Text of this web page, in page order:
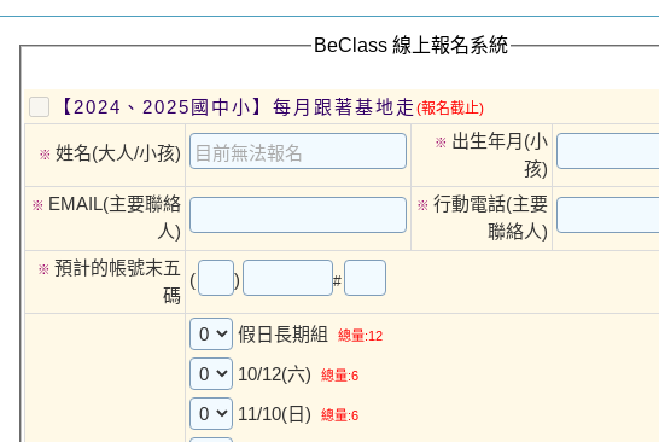
BeClass 線上報名系統
【2024、2025國中小】每月跟著基地走 (報名截止)
※ 姓名(大人/小孩) ※ 出生年月(小
孩)
※ EMAIL(主要聯絡
人)
※ 行動電話(主要
聯絡人)
※ 預計的帳號末五
碼
( ) #
假日長期組 總量:12
10/12(六) 總量:6
11/10(日) 總量:6